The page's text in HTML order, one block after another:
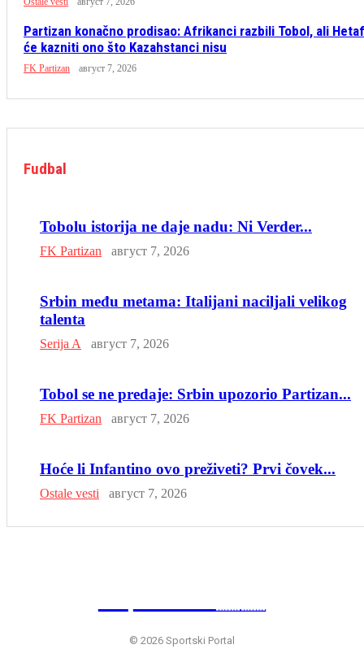
Partizan konačno prodisao: Afrikanci razbili Tobol, ali
će kazniti ono što Kazahstanci nisu
FK Partizan август 7, 2026
Fudbal
Tobolu istorija ne daje nadu: Ni Verder...
FK Partizan август 7, 2026
Srbin među metama: Italijani naciljali velikog
talenta
Serija A август 7, 2026
Tobol se ne predaje: Srbin upozorio Partizan...
FK Partizan август 7, 2026
Hoće li Infantino ovo preživeti? Prvi čovek...
Ostale vesti август 7, 2026
© 2026 Sportski Portal